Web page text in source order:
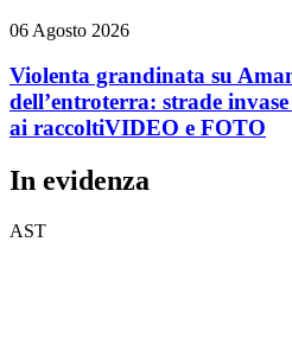
06 Agosto 2026
Violenta grandinata su
dell’entroterra: strade
ai raccoltiVIDEO e FOTO
In evidenza
AST